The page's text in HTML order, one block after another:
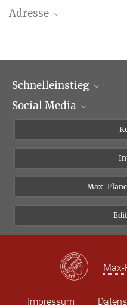
Adresse
Tel.: + 39 0669 993 201
Schnelleinstieg
Wissenschaftliche
Social Media
Instagram
Bluesky
Vimeo
Newsletter
Max-
Max-
Impressum